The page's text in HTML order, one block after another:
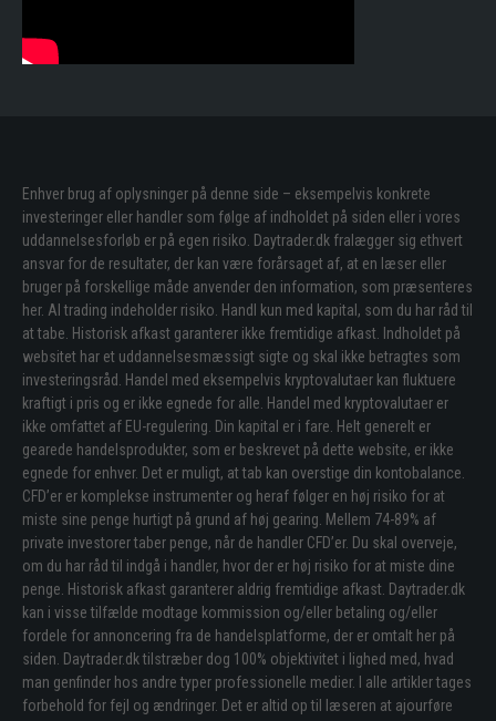
Enhver brug af oplysninger på denne side – eksempelvis konkrete
investeringer eller handler som følge af indholdet på siden eller i vores
uddannelsesforløb er på egen risiko. Daytrader.dk fralægger sig ethvert
ansvar for de resultater, der kan være forårsaget af, at en læser eller
bruger på forskellige måde anvender den information, som præsenteres
her. Al trading indeholder risiko. Handl kun med kapital, som du har råd til
at tabe. Historisk afkast garanterer ikke fremtidige afkast. Indholdet på
websitet har et uddannelsesmæssigt sigte og skal ikke betragtes som
investeringsråd. Handel med eksempelvis kryptovalutaer kan fluktuere
kraftigt i pris og er ikke egnede for alle. Handel med kryptovalutaer er
ikke omfattet af EU-regulering. Din kapital er i fare. Helt generelt er
gearede handelsprodukter, som er beskrevet på dette website, er ikke
egnede for enhver. Det er muligt, at tab kan overstige din kontobalance.
CFD’er er komplekse instrumenter og heraf følger en høj risiko for at
miste sine penge hurtigt på grund af høj gearing. Mellem 74-89% af
private investorer taber penge, når de handler CFD’er. Du skal overveje,
om du har råd til indgå i handler, hvor der er høj risiko for at miste dine
penge. Historisk afkast garanterer aldrig fremtidige afkast. Daytrader.dk
kan i visse tilfælde modtage kommission og/eller betaling og/eller
fordele for annoncering fra de handelsplatforme, der er omtalt her på
siden. Daytrader.dk tilstræber dog 100% objektivitet i lighed med, hvad
man genfinder hos andre typer professionelle medier. I alle artikler tages
forbehold for fejl og ændringer. Det er altid op til læseren at ajourføre